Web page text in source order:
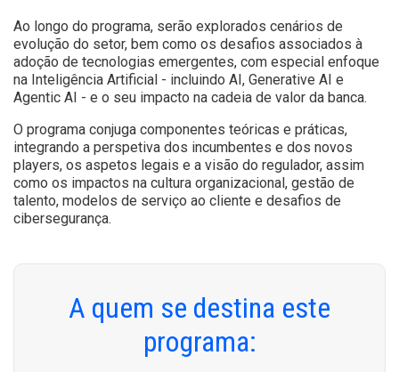
Ao longo do programa, serão explorados cenários de
evolução do setor, bem como os desafios associados à
adoção de tecnologias emergentes, com especial enfoque
na Inteligência Artificial - incluindo AI, Generative AI e
Agentic AI - e o seu impacto na cadeia de valor da banca.
O programa conjuga componentes teóricas e práticas,
integrando a perspetiva dos incumbentes e dos novos
players, os aspetos legais e a visão do regulador, assim
como os impactos na cultura organizacional, gestão de
talento, modelos de serviço ao cliente e desafios de
cibersegurança.
A quem se destina este
programa: